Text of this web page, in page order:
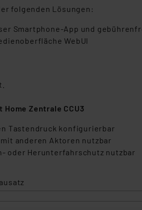
folgenden Lösungen:
Smartphone-App und
WebUI
Zentrale CCU3
Tastendruck konfigurierbar
anderen Aktoren nutzbar
oder Herunterfahrschutz nutzbar